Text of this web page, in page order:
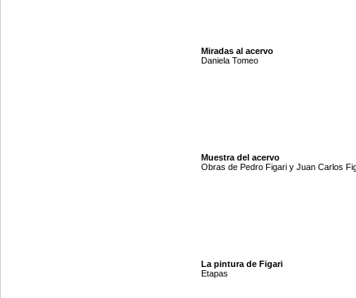
Miradas al acervo
Daniela Tomeo
Muestra del acervo
Obras de Pedro Figari y Juan Carlos
La pintura de Figari
Etapas